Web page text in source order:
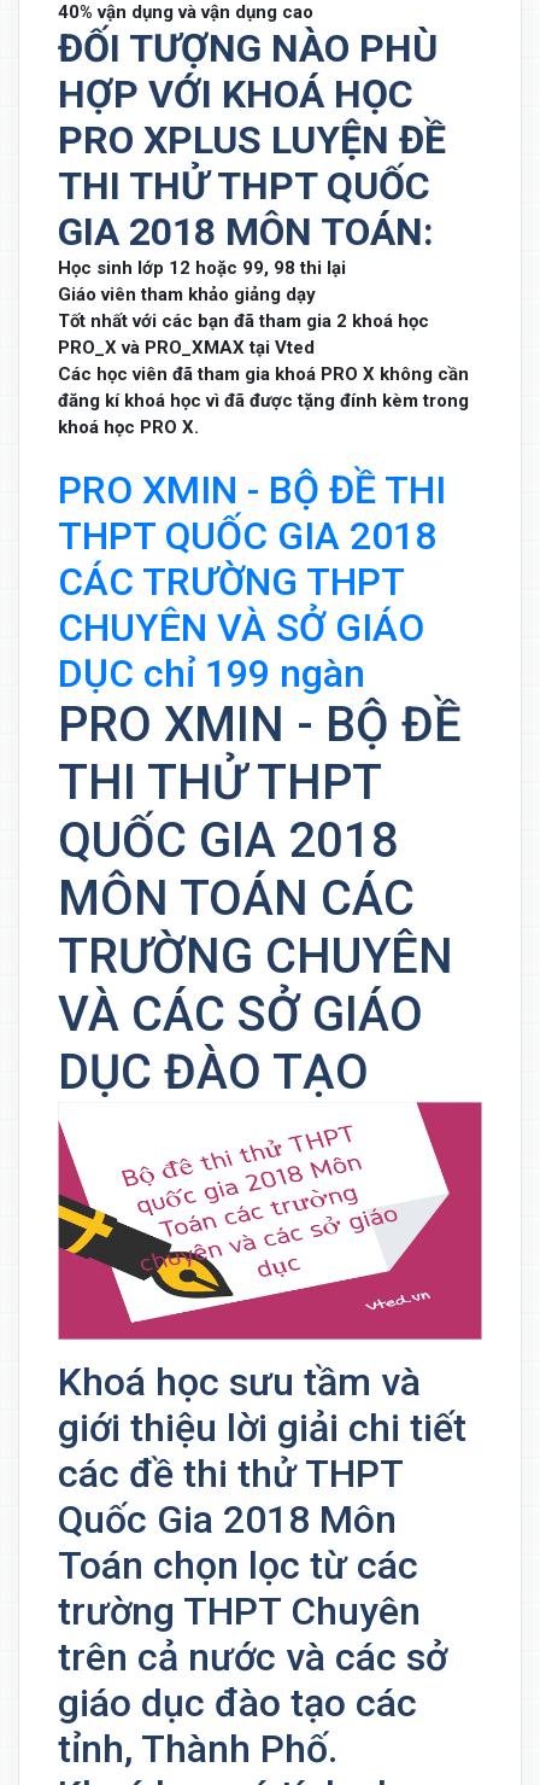
40% vận dụng và vận dụng cao
ĐỐI TƯỢNG NÀO PHÙ
HỢP VỚI KHOÁ HỌC
PRO XPLUS LUYỆN ĐỀ
THI THỬ THPT QUỐC
GIA 2018 MÔN TOÁN:
Học sinh lớp 12 hoặc 99, 98 thi lại
Giáo viên tham khảo giảng dạy
Tốt nhất với các bạn đã tham gia 2 khoá học
PRO_X và PRO_XMAX tại Vted
Các học viên đã tham gia khoá PRO X không cần
đăng kí khoá học vì đã được tặng đính kèm trong
khoá học PRO X.
PRO XMIN - BỘ ĐỀ THI
THPT QUỐC GIA 2018
CÁC TRƯỜNG THPT
CHUYÊN VÀ SỞ GIÁO
DỤC chỉ 199 ngàn
PRO XMIN - BỘ ĐỀ
THI THỬ THPT
QUỐC GIA 2018
MÔN TOÁN CÁC
TRƯỜNG CHUYÊN
VÀ CÁC SỞ GIÁO
DỤC ĐÀO TẠO
Khoá học sưu tầm và
giới thiệu lời giải chi tiết
các đề thi thử THPT
Quốc Gia 2018 Môn
Toán chọn lọc từ các
trường THPT Chuyên
trên cả nước và các sở
giáo dục đào tạo các
tỉnh, Thành Phố.